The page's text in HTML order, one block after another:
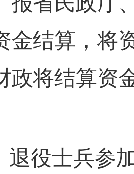
金结算，将
政将结算
退役士兵参